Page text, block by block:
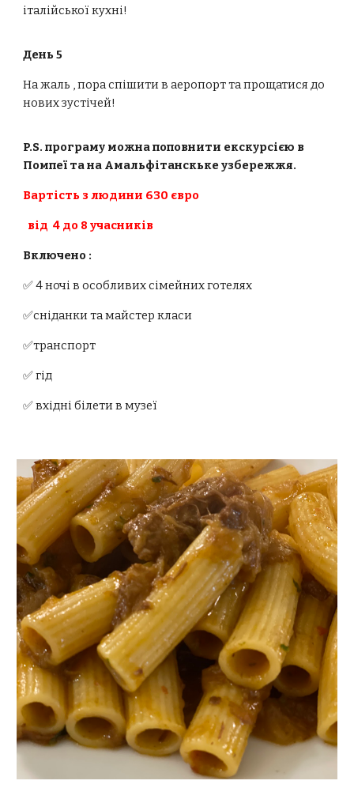
італійської кухні!
День 5
На жаль , пора спішити в аеропорт та прощатися до
нових зустічей!
P.S. програму можна поповнити екскурсією в
Помпеї та на Амальфітанскьке узбережжя.
Вартість з людини 630 євро
від 4 до 8 учасників
Включено :
✅ 4 ночі в особливих сімейних готелях
✅сніданки та майстер класи
✅транспорт
✅ гід
✅ вхідні білети в музеї